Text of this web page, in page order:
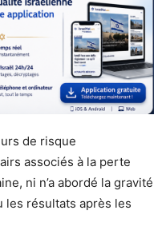
de risque
associés à la perte
ni n’a abordé la gravité
les résultats après les